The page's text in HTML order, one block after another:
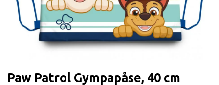
Paw Patrol Gympapåse, 40 cm